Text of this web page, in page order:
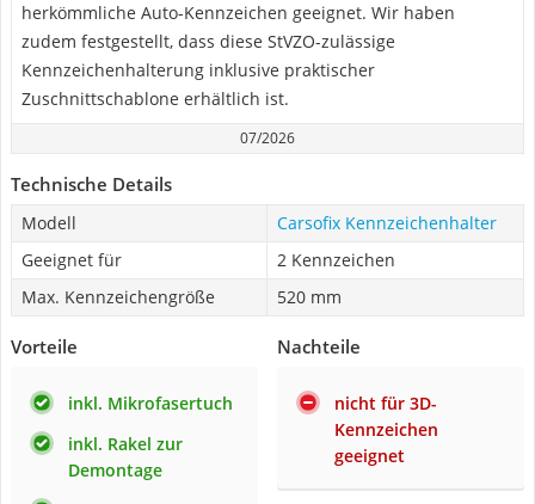
herkömmliche Auto-Kennzeichen geeignet. Wir haben
zudem festgestellt, dass diese StVZO-zulässige
Kennzeichenhalterung inklusive praktischer
Zuschnittschablone erhältlich ist.
07/2026
Technische Details
Modell
Carsofix Kennzeichenhalter
Geeignet für
2 Kennzeichen
Max. Kennzeichengröße
520 mm
Vorteile
inkl. Mikrofasertuch
inkl. Rakel zur
Demontage
Nachteile
nicht für 3D-
Kennzeichen
geeignet